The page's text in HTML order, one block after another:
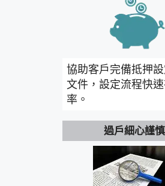
協助客戶完備抵押
文件，設定流程快
率。
過戶細心謹慎